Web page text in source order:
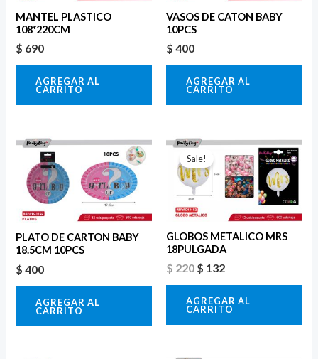
MANTEL PLASTICO
108*220CM
$ 690
AGREGAR AL
CARRITO
VASOS DE CATON BABY
10PCS
$ 400
AGREGAR AL
CARRITO
PLATO DE CARTON BABY
18.5CM 10PCS
$ 400
AGREGAR AL
CARRITO
Sale!
GLOBOS METALICO MRS
18PULGADA
$220
El
precio
original
era:
$ 220.
$ 132
El
precio
actual
es:
$ 132.
AGREGAR AL
CARRITO